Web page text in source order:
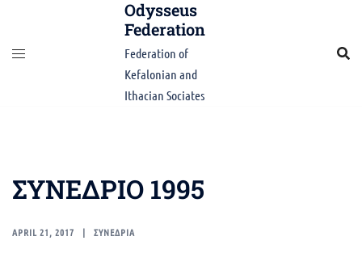
content
Odysseus
Federation
Federation of
Kefalonian and
Ithacian Sociates
ΣΥΝΕΔΡΙΟ 1995
APRIL 21, 2017 ΣΥΝΕΔΡΙΑ